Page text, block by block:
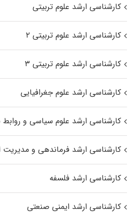
کارشناسی ارشد علوم تربیتی
کارشناسی ارشد علوم تربیتی ۲
کارشناسی ارشد علوم تربیتی ۳
کارشناسی ارشد علوم جغرافیایی
کارشناسی ارشد علوم سیاسی و روابط
کارشناسی ارشد فرماندهی و مدیریت
کارشناسی ارشد فلسفه
کارشناسی ارشد ایمنی صنعتی